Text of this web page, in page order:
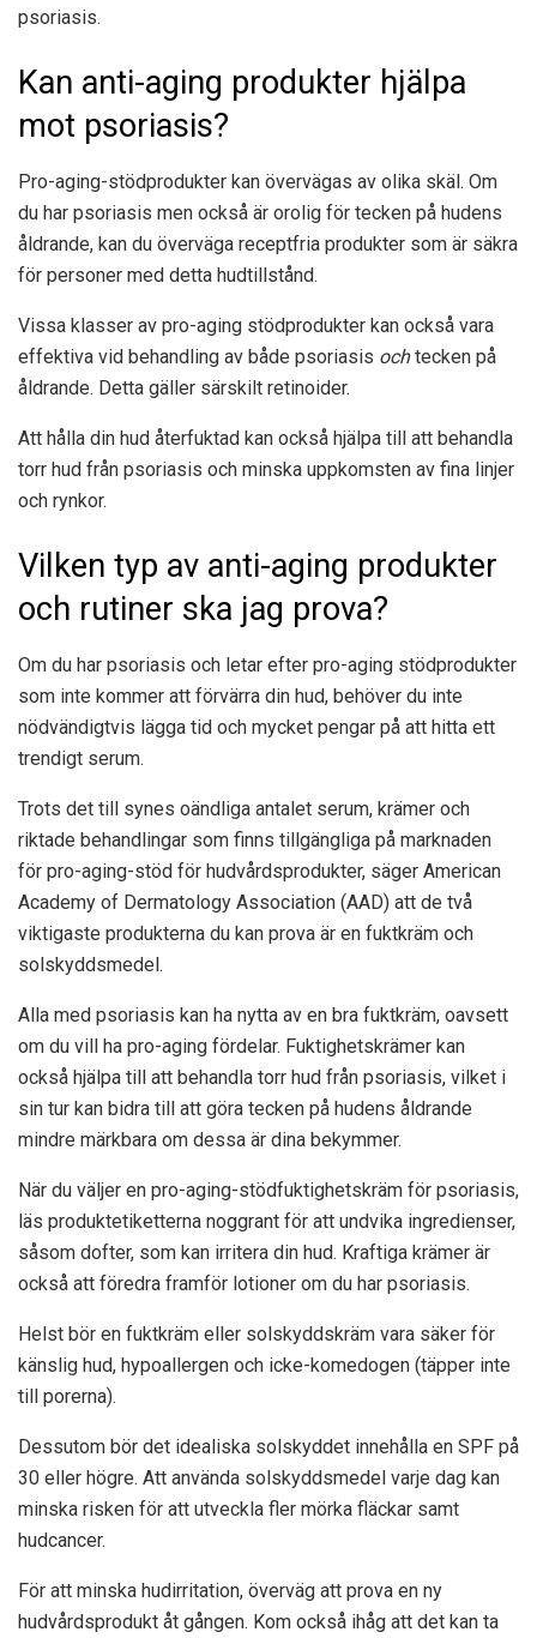
psoriasis.
Kan anti-aging produkter hjälpa
mot psoriasis?
Pro-aging-stödprodukter kan övervägas av olika skäl. Om
du har psoriasis men också är orolig för tecken på hudens
åldrande, kan du överväga receptfria produkter som är säkra
för personer med detta hudtillstånd.
Vissa klasser av pro-aging stödprodukter kan också vara
effektiva vid behandling av både psoriasis ochtecken på
åldrande. Detta gäller särskilt retinoider.
Att hålla din hud återfuktad kan också hjälpa till att behandla
torr hud från psoriasis och minska uppkomsten av fina linjer
och rynkor.
Vilken typ av anti-aging produkter
och rutiner ska jag prova?
Om du har psoriasis och letar efter pro-aging stödprodukter
som inte kommer att förvärra din hud, behöver du inte
nödvändigtvis lägga tid och mycket pengar på att hitta ett
trendigt serum.
Trots det till synes oändliga antalet serum, krämer och
riktade behandlingar som finns tillgängliga på marknaden
för pro-aging-stöd för hudvårdsprodukter, säger American
Academy of Dermatology Association (AAD) att de två
viktigaste produkterna du kan prova är en fuktkräm och
solskyddsmedel.
Alla med psoriasis kan ha nytta av en bra fuktkräm, oavsett
om du vill ha pro-aging fördelar. Fuktighetskrämer kan
också hjälpa till att behandla torr hud från psoriasis, vilket i
sin tur kan bidra till att göra tecken på hudens åldrande
mindre märkbara om dessa är dina bekymmer.
När du väljer en pro-aging-stödfuktighetskräm för psoriasis,
läs produktetiketterna noggrant för att undvika ingredienser,
såsom dofter, som kan irritera din hud. Kraftiga krämer är
också att föredra framför lotioner om du har psoriasis.
Helst bör en fuktkräm eller solskyddskräm vara säker för
känslig hud, hypoallergen och icke-komedogen (täpper inte
till porerna).
Dessutom bör det idealiska solskyddet innehålla en SPF på
30 eller högre. Att använda solskyddsmedel varje dag kan
minska risken för att utveckla fler mörka fläckar samt
hudcancer.
För att minska hudirritation, överväg att prova en ny
hudvårdsprodukt åt gången. Kom också ihåg att det kan ta